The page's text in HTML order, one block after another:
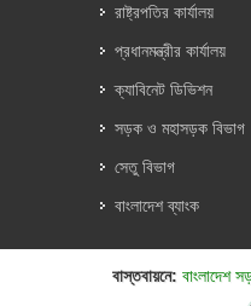
রাষ্ট্রপতির কার্যালয়
প্রধানমন্ত্রীর কার্যালয়
ক্যাবিনেট ডিভিশন
সড়ক ও মহাসড়ক বিভাগ
সেতু বিভাগ
বাংলাদেশ ব্যাংক
বাস্তবায়নে: বাংলাদেশ